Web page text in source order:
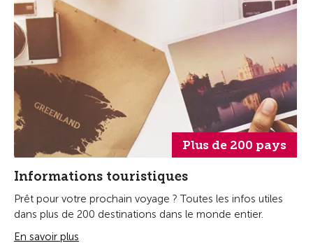
Plus de 200 pays
Informations touristiques
Prêt pour votre prochain voyage ? Toutes les infos utiles
dans plus de 200 destinations dans le monde entier.
En savoir plus